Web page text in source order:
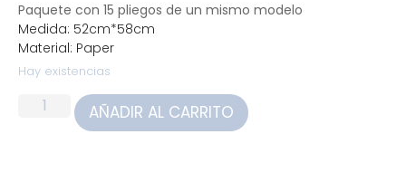
Paquete con 15 pliegos de un mismo modelo
Medida: 52cm*58cm
Material: Paper
Hay existencias
AÑADIR AL CARRITO